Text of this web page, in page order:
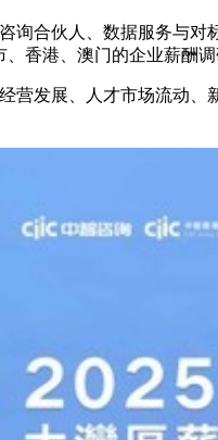
询合伙人、数据服务与
香港、澳门的企业薪酬调
营发展、人才市场流动